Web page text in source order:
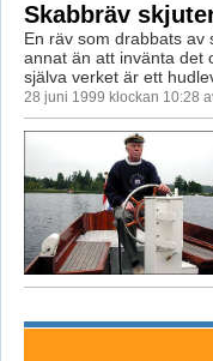
Skabbräv
En räv som drabbats av
annat än att invänta det
själva verket är ett
28 juni 1999 klockan 10:28